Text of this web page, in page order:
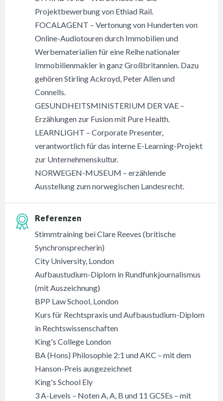
Projektbewerbung von Ethiad Rail.
FOCALAGENT – Vertonung von Hunderten von
Online-Audiotouren durch Immobilien und
Werbematerialien für eine Reihe nationaler
Immobilienmakler in ganz Großbritannien. Dazu
gehören Stirling Ackroyd, Peter Allen und
Connells.
GESUNDHEITSMINISTERIUM DER VAE –
Erzählungen zur Fusion mit Pure Health.
LEARNLIGHT – Corporate Presenter,
verantwortlich für das interne E-Learning-Projekt
zur Unternehmenskultur.
NORWEGEN-MUSEUM – erzählende
Ausstellung zum norwegischen Landesrecht.
Referenzen
Stimmtraining bei Clare Reeves (britische
Synchronsprecherin)
City University, London
Aufbaustudium-Diplom in Rundfunkjournalismus
(mit Auszeichnung)
BPP Law School, London
Kurs für Rechtspraxis und Aufbaustudium-Diplom
in Rechtswissenschaften
King's College London
BA (Hons) Philosophie 2:1 und AKC – mit dem
Hanson-Preis ausgezeichnet
King's School Ely
3 A-Levels – Noten A, A, B und 11 GCSEs – mit